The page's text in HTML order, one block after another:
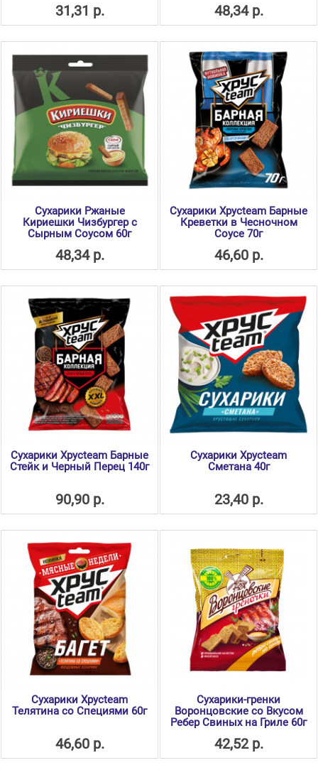
31,31 р. 48,34 р.
Сухарики Ржаные
Кириешки Чизбургер с
Сырным Соусом 60г
48,34 р.
Сухарики Хрусteam Барные
Креветки в Чесночном
Соусе 70г
46,60 р.
Сухарики Хрусteam Барные
Стейк и Черный Перец 140г
90,90 р.
Сухарики Хрусteam
Сметана 40г
23,40 р.
Сухарики Хрусteam
Телятина со Специями 60г
46,60 р.
Сухарики-гренки
Воронцовские со Вкусом
Ребер Свиных на Гриле 60г
42,52 р.